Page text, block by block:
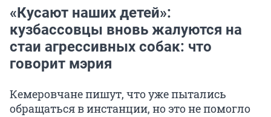
«Кусают наших детей»:
кузбассовцы вновь жалуются на
стаи агрессивных собак: что
говорит мэрия
Кемеровчане пишут, что уже пытались
обращаться в инстанции, но это не помогло